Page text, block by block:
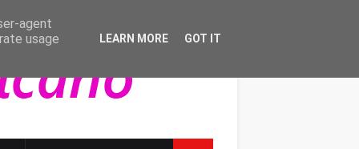
agent
usage
LEARN MORE GOT IT